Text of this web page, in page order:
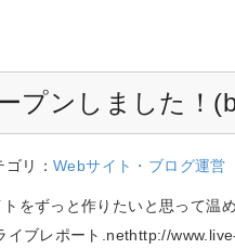
プンしました！
ゴリ： Webサイト・ブログ運営
をずっと作りたいと思って温
イブレポート.nethttp://